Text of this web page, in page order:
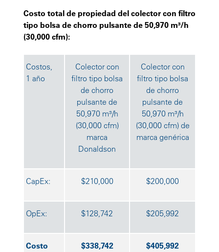
Costo total de propiedad del colector con filtro
tipo bolsa de chorro pulsante de 50,970 m³/h
(30,000 cfm):
Costos,
1 año
Colector con
filtro tipo bolsa
de chorro
pulsante de
50,970 m³/h
(30,000 cfm)
marca
Donaldson
Colector con
filtro tipo bolsa
de chorro
pulsante de
50,970 m³/h
(30,000 cfm) de
marca genérica
CapEx: $210,000 $200,000
OpEx: $128,742 $205,992
Costo
$338,742 $405,992